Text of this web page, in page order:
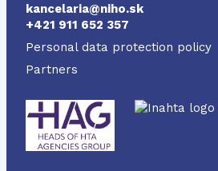
kancelaria@niho.sk
+421 911 652 357
Personal data protection policy
Partners